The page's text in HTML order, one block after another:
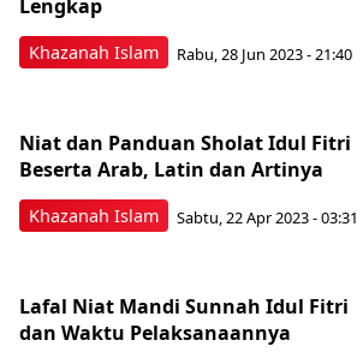
Khazanah Islam
Lengkap
Rabu, 28 Jun 2023 - 21:40
Khazanah Islam
Niat dan Panduan Sholat Idul Fitri
Beserta Arab, Latin dan Artinya
Sabtu, 22 Apr 2023 - 03:31
Lafal Niat Mandi Sunnah Idul Fitri
dan Waktu Pelaksanaannya